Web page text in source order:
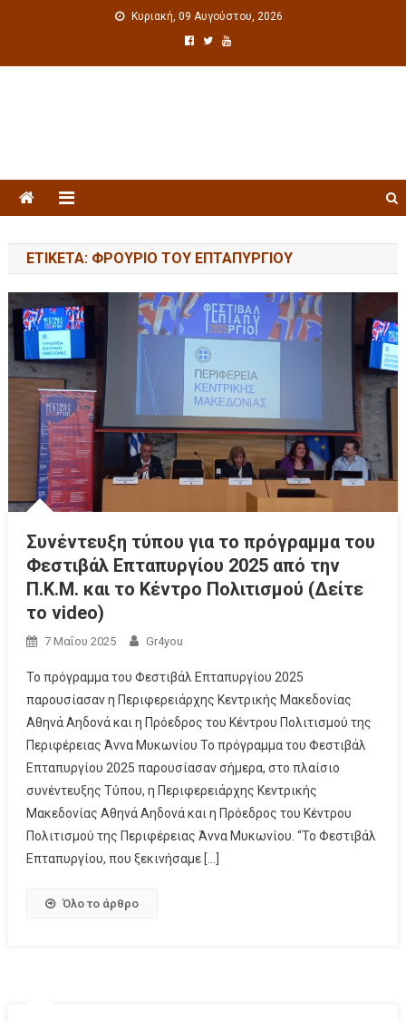
Κυριακή, 09 Αυγούστου, 2026
ΕΤΙΚΈΤΑ: ΦΡΟΎΡΙΟ ΤΟΥ ΕΠΤΑΠΥΡΓΊΟΥ
Συνέντευξη τύπου για το πρόγραμμα του
Φεστιβάλ Επταπυργίου 2025 από την
Π.Κ.Μ. και το Κέντρο Πολιτισμού (Δείτε
το video)
7 Μαΐου 2025 Gr4you
Το πρόγραμμα του Φεστιβάλ Επταπυργίου 2025
παρουσίασαν η Περιφερειάρχης Κεντρικής Μακεδονίας
Αθηνά Αηδονά και η Πρόεδρος του Κέντρου Πολιτισμού της
Περιφέρειας Άννα Μυκωνίου Το πρόγραμμα του Φεστιβάλ
Επταπυργίου 2025 παρουσίασαν σήμερα, στο πλαίσιο
συνέντευξης Τύπου, η Περιφερειάρχης Κεντρικής
Μακεδονίας Αθηνά Αηδονά και η Πρόεδρος του Κέντρου
Πολιτισμού της Περιφέρειας Άννα Μυκωνίου. “To Φεστιβάλ
Επταπυργίου, που ξεκινήσαμε […]
Όλο το άρθρο